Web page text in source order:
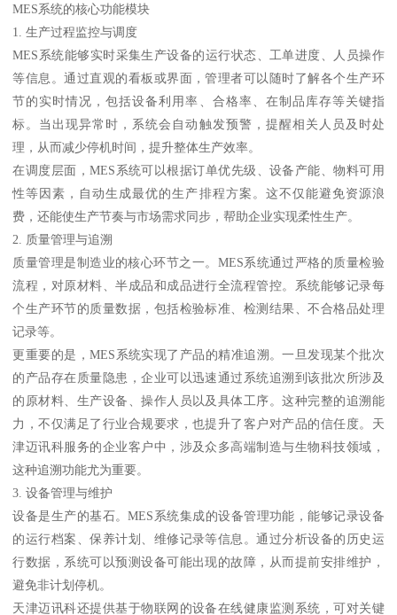
MES系统的核心功能模块
1. 生产过程监控与调度
MES系统能够实时采集生产设备的运行状态、工单进度、人员操作
等信息。通过直观的看板或界面，管理者可以随时了解各个生产环
节的实时情况，包括设备利用率、合格率、在制品库存等关键指
标。当出现异常时，系统会自动触发预警，提醒相关人员及时处
理，从而减少停机时间，提升整体生产效率。
在调度层面，MES系统可以根据订单优先级、设备产能、物料可用
性等因素，自动生成最优的生产排程方案。这不仅能避免资源浪
费，还能使生产节奏与市场需求同步，帮助企业实现柔性生产。
2. 质量管理与追溯
质量管理是制造业的核心环节之一。MES系统通过严格的质量检验
流程，对原材料、半成品和成品进行全流程管控。系统能够记录每
个生产环节的质量数据，包括检验标准、检测结果、不合格品处理
记录等。
更重要的是，MES系统实现了产品的精准追溯。一旦发现某个批次
的产品存在质量隐患，企业可以迅速通过系统追溯到该批次所涉及
的原材料、生产设备、操作人员以及具体工序。这种完整的追溯能
力，不仅满足了行业合规要求，也提升了客户对产品的信任度。天
津迈讯科服务的企业客户中，涉及众多高端制造与生物科技领域，
这种追溯功能尤为重要。
3. 设备管理与维护
设备是生产的基石。MES系统集成的设备管理功能，能够记录设备
的运行档案、保养计划、维修记录等信息。通过分析设备的历史运
行数据，系统可以预测设备可能出现的故障，从而提前安排维护，
避免非计划停机。
天津迈讯科还提供基于物联网的设备在线健康监测系统，可对关键